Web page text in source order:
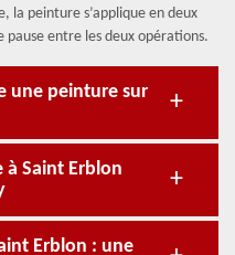
la peinture s’applique en deux
pause entre les deux opérations.
une peinture sur
Saint Erblon
Erblon : une